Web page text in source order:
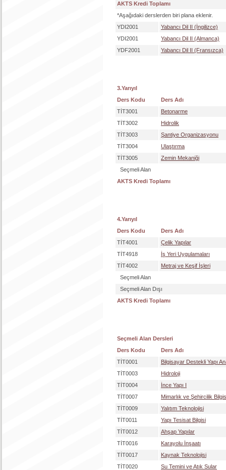
AKTS Kredi Toplamı
*Aşağıdaki derslerden biri plana eklenir.
YDI2001
Yabancı Dil II (İngilizce)
YDI2001
Yabancı Dil II (Almanca)
YDF2001
Yabancı Dil II (Fransızca)
3.Yarıyıl
Ders Kodu
Ders Adı
TİT3001
Betonarme
TİT3002
Hidrolik
TİT3003
Şantiye Organizasyonu
TİT3004
Ulaştırma
TİT3005
Zemin Mekaniği
Seçmeli Alan
AKTS Kredi Toplamı
4.Yarıyıl
Ders Kodu
Ders Adı
TİT4001
Çelik Yapılar
TİT4918
İş Yeri Uygulamaları
TİT4002
Metraj ve Keşif İşleri
Seçmeli Alan
Seçmeli Alan Dışı
AKTS Kredi Toplamı
Seçmeli Alan Dersleri
Ders Kodu
Ders Adı
TİT0001
Bilgisayar Destekli Yapı
TİT0003
Hidroloji
TİT0004
İnce Yapı I
TİT0007
Mimarlık ve Şehircilik
TİT0009
Yalıtım Teknolojisi
TİT0011
Yapı Tesisat Bilgisi
TİT0012
Ahşap Yapılar
TİT0016
Karayolu İnşaatı
TİT0017
Kaynak Teknolojisi
TİT0020
Su Temini ve Atık Sular